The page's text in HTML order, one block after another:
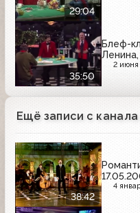
29:04
35:50
Блеф-
2 июня
Ещё записи с канала
38:42
4